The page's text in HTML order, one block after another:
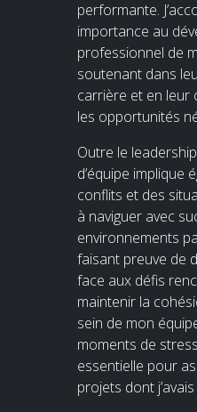
performante.
importance au
professionnel de
soutenant dans
carrière et en
les opportunités
Outre le
d’équipe implique
conflits et des
à naviguer avec
environnements
faisant preuve de
face aux défis
maintenir la
sein de mon
moments de
essentielle pour
projets dont